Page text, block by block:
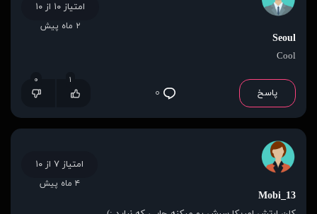
Seoul
Cool
پاسخ ۰
۱ ۰
امتیاز ۱۰ از ۱۰
۲ ماه پیش
Mobi_13
امتیاز ۷ از ۱۰
۴ ماه پیش